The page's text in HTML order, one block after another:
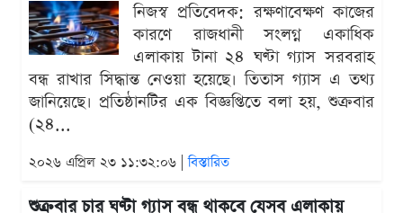
নিজস্ব প্রতিবেদক: রক্ষণাবেক্ষণ কাজের
কারণে রাজধানী সংলগ্ন একাধিক
এলাকায় টানা ২৪ ঘণ্টা গ্যাস সরবরাহ
বন্ধ রাখার সিদ্ধান্ত নেওয়া হয়েছে। তিতাস গ্যাস এ তথ্য
জানিয়েছে। প্রতিষ্ঠানটির এক বিজ্ঞপ্তিতে বলা হয়, শুক্রবার
(২৪...
২০২৬ এপ্রিল ২৩ ১১:৩২:০৬ |বিস্তারিত
শুক্রবার চার ঘণ্টা গ্যাস বন্ধ থাকবে যেসব এলাকায়